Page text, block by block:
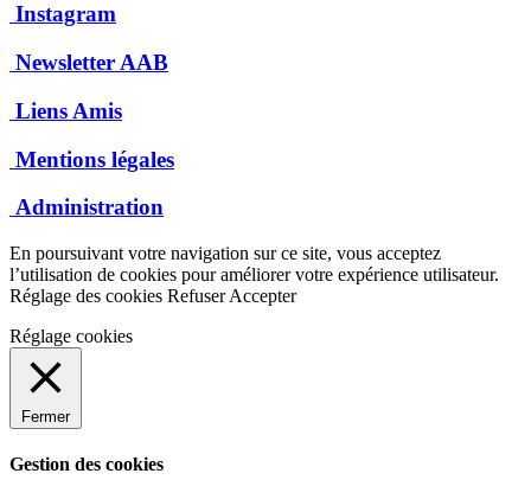
Instagram
Newsletter AAB
Liens Amis
Mentions légales
Administration
En poursuivant votre navigation sur ce site, vous acceptez
l’utilisation de cookies pour améliorer votre expérience utilisateur.
Réglage des cookies Refuser Accepter
Réglage cookies
Fermer
Gestion des cookies